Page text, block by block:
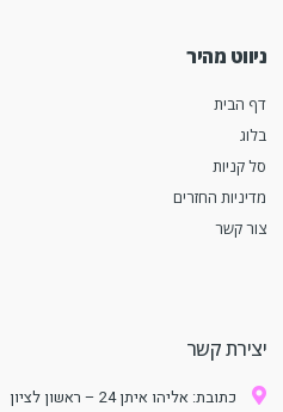
ניווט מהיר
דף הבית
בלוג
סל קניות
מדיניות החזרים
צור קשר
יצירת קשר
כתובת: אליהו איתן 24 – ראשון לציון